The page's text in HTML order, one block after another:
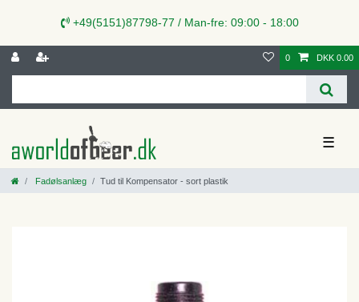
+49(5151)87798-77 / Man-fre: 09:00 - 18:00
0 DKK 0.00
☰
Fadølsanlæg Tud til Kompensator - sort plastik